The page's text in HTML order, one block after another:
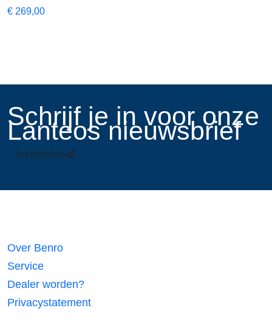
€ 269,00
​Schrijf je in voor onze
Lanteos nieuwsbrief
Aanmelden
Over Benro
Service
Dealer worden?
Privacystatement